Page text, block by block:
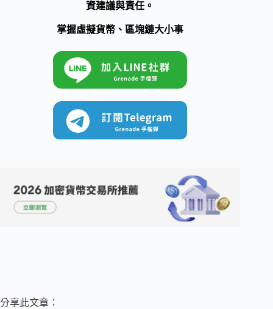
資建議與責任。
掌握虛擬貨幣、區塊鏈大小事
分享此文章：